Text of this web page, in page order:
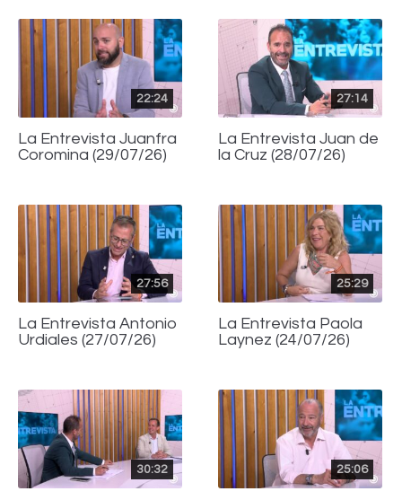
22:24
La Entrevista Juanfra
Coromina (29/07/26)
27:14
La Entrevista Juan de
la Cruz (28/07/26)
27:56
La Entrevista Antonio
Urdiales (27/07/26)
25:29
La Entrevista Paola
Laynez (24/07/26)
30:32 25:06